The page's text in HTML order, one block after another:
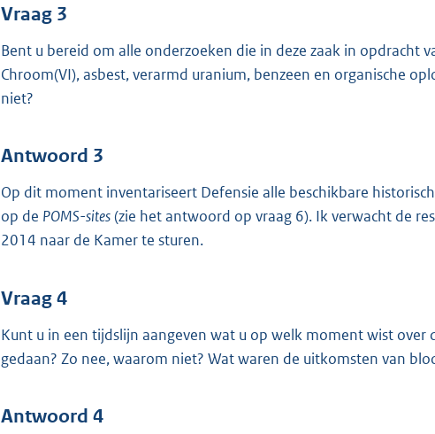
Vraag 3
Bent u bereid om alle onderzoeken die in deze zaak in opdracht
Chroom(VI), asbest, verarmd uranium, benzeen en organische
niet?
Antwoord 3
Op dit moment inventariseert Defensie alle beschikbare
op de POMS-sites(zie het antwoord op vraag 6). Ik verwacht de
2014 naar de Kamer te sturen.
Vraag 4
Kunt u in een tijdslijn aangeven wat u op welk moment wist
gedaan? Zo nee, waarom niet? Wat waren de uitkomsten van
Antwoord 4